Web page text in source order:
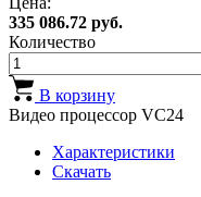
335 086.72 руб.
Количество
В корзину
Видео процессор VC24
Характеристики
Скачать